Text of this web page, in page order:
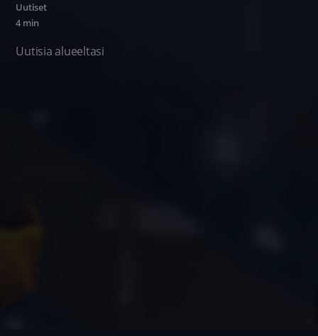
Uutiset
4 min
Uutisia alueeltasi